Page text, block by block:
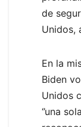
de
Unidos,
En la
Biden
Unidos
‘’una